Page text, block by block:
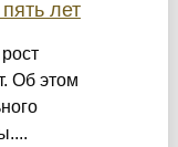
лет
Об этом